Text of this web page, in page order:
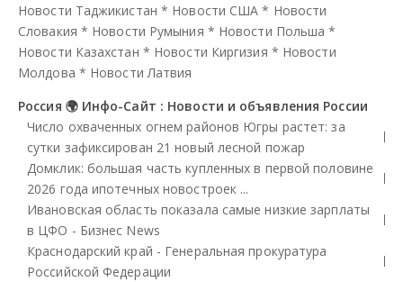
Новости Таджикистан * Новости США * Новости
Словакия * Новости Румыния * Новости Польша *
Новости Казахстан * Новости Киргизия * Новости
Молдова * Новости Латвия
Россия 🌍 Инфо-Сайт : Новости и объявления России
Число охваченных огнем районов Югры растет: за
сутки зафиксирован 21 новый лесной пожар
Домклик: большая часть купленных в первой половине
2026 года ипотечных новостроек ...
Ивановская область показала самые низкие зарплаты
в ЦФО - Бизнес News
Краснодарский край - Генеральная прокуратура
Российской Федерации